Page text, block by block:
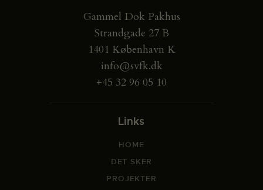
Gammel Dok Pakhus
Strandgade 27 B
1401 København K
info@svfk.dk
+45 32 96 05 10
Links
HOME
DET SKER
PROJEKTER